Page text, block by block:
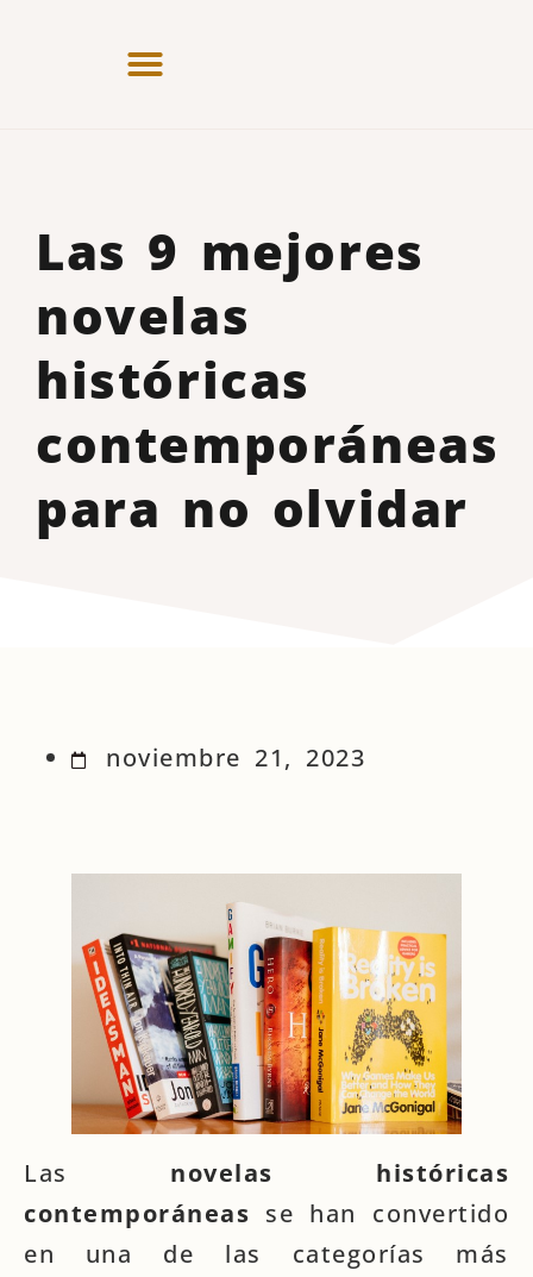
Las 9 mejores
novelas
históricas
contemporáneas
para no olvidar
noviembre 21, 2023
Las novelas históricas
contemporáneas se han convertido
en una de las categorías más